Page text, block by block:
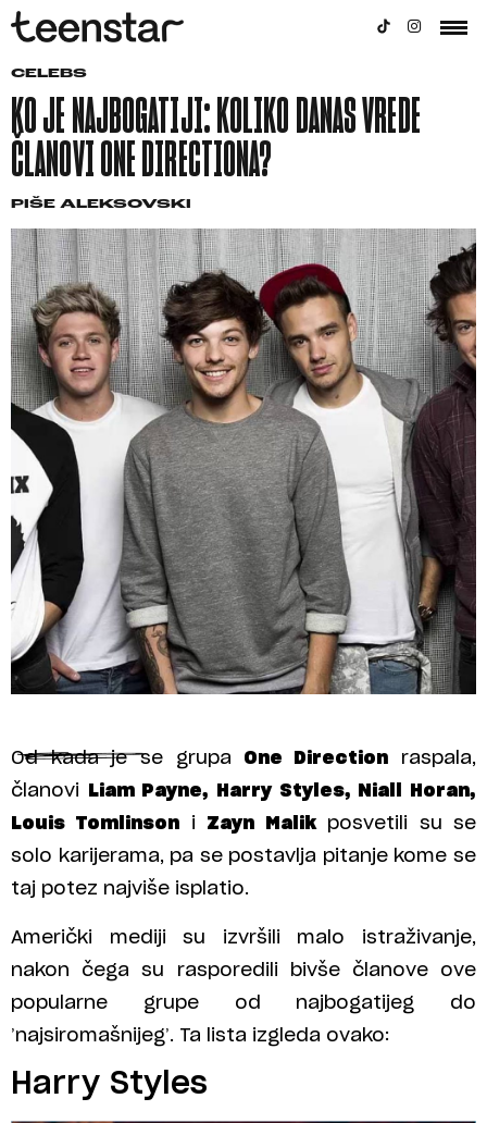
CELEBS
KO JE NAJBOGATIJI: KOLIKO DANAS VREDE
ČLANOVI ONE DIRECTIONA?
PIŠE ALEKSOVSKI
Od kada je se grupa One Direction raspala,
članovi
Liam Payne, Harry Styles, Niall Horan,
Louis Tomlinson i Zayn Malikposvetili su se
solo karijerama, pa se postavlja pitanje kome se
taj potez najviše isplatio.
Američki mediji su izvršili malo istraživanje,
nakon čega su rasporedili bivše članove ove
popularne grupe od najbogatijeg do
’najsiromašnijeg’. Ta lista izgleda ovako:
Harry Styles